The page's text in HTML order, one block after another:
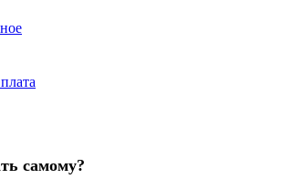
самому?